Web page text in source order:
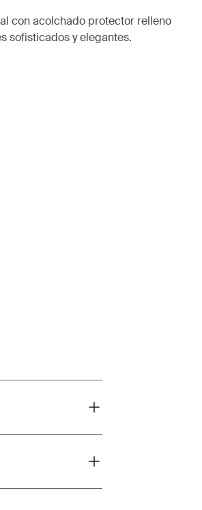
con acolchado protector relleno
sofisticados y elegantes.